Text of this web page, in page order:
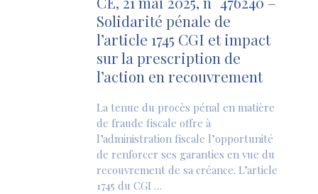
Solidarité pénale de
l’article 1745 CGI et impact
sur la prescription de
l’action en recouvrement
La tenue du procès pénal en matière
de fraude fiscale offre à
l’administration fiscale l’opportunité
de renforcer ses garanties en vue du
recouvrement de sa créance. L’article
1745 du CGI …